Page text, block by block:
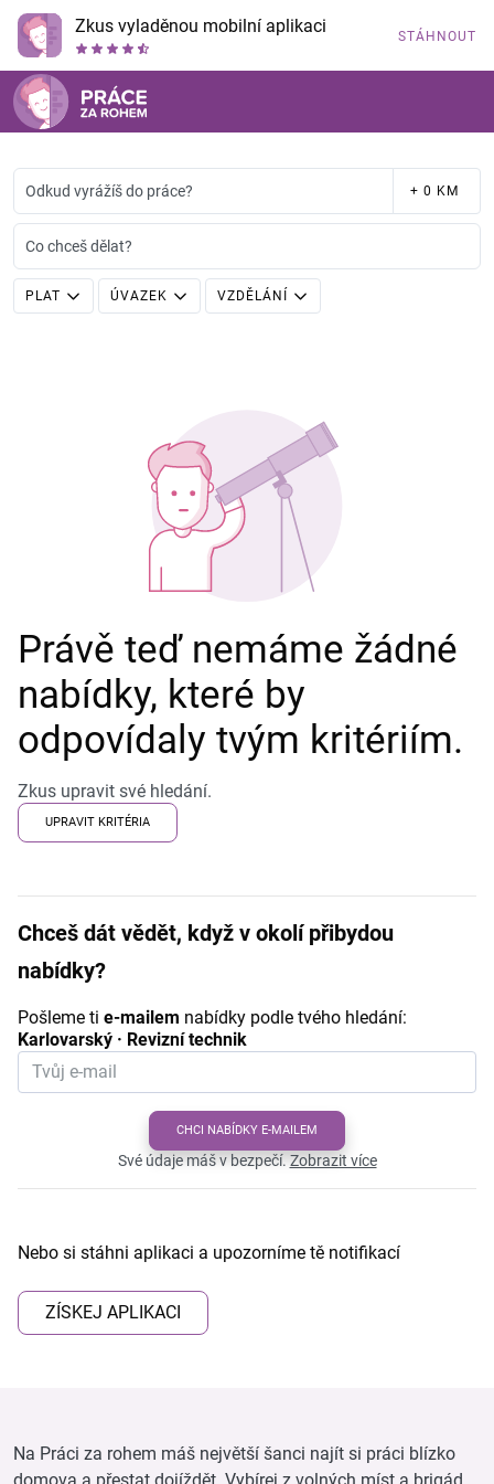
Zkus vyladěnou mobilní aplikaci STÁHNOUT
Odkud vyrážíš do práce? + 0 KM
Co chceš dělat?
PLAT ÚVAZEK VZDĚLÁNÍ
Právě teď nemáme žádné
nabídky, které by
odpovídaly tvým kritériím.
Zkus upravit své hledání.
UPRAVIT KRITÉRIA
Chceš dát vědět, když v okolí přibydou
nabídky?
Pošleme ti e-mailem nabídky podle tvého hledání:
Karlovarský · Revizní technik
CHCI NABÍDKY E-MAILEM
Své údaje máš v bezpečí.Zobrazit více
Nebo si stáhni aplikaci a upozorníme tě notifikací
ZÍSKEJ APLIKACI
Na Práci za rohem máš největší šanci najít si práci blízko
domova a přestat dojíždět. Vybírej z volných míst a brigád